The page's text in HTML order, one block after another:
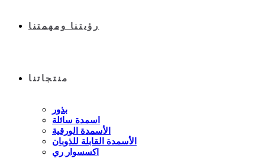
رؤيتنا ومهمتنا
منتجاتنا
بذور
اسمدة سائلة
الأسمدة الورقية
الأسمدة القابلة للذوبان
اكسسوار ري